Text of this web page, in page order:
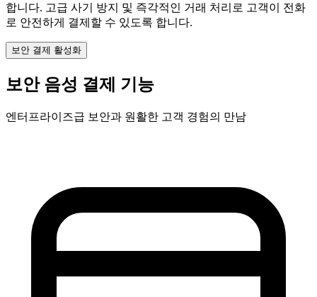
합니다. 고급 사기 방지 및 즉각적인 거래 처리로 고객이 전화
로 안전하게 결제할 수 있도록 합니다.
보안 결제 활성화
보안 음성 결제 기능
엔터프라이즈급 보안과 원활한 고객 경험의 만남